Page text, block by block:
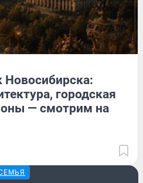
Новосибирска:
городская
— смотрим на